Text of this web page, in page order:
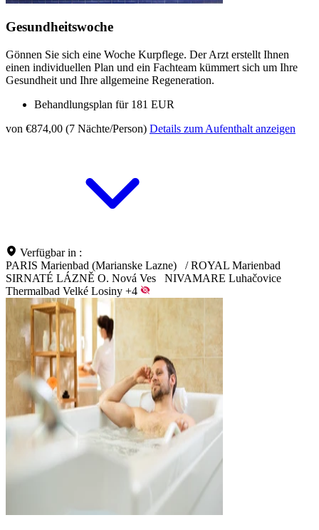
Gesundheitswoche
Gönnen Sie sich eine Woche Kurpflege. Der Arzt erstellt Ihnen
einen individuellen Plan und ein Fachteam kümmert sich um Ihre
Gesundheit und Ihre allgemeine Regeneration.
Behandlungsplan für 181 EUR
von €874,00 (7 Nächte/Person) Details zum Aufenthalt anzeigen
Verfügbar in :
PARIS Marienbad (Marianske Lazne)
/ ROYAL Marienbad
SIRNATÉ LÁZNĚ O. Nová Ves
NIVAMARE Luhačovice
Thermalbad Velké Losiny +4